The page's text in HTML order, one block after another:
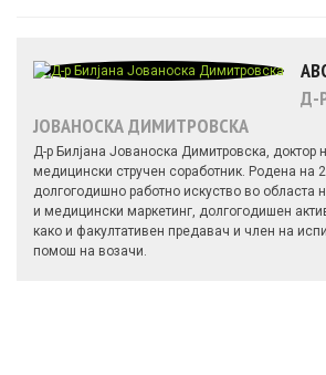
Д-
ЈОВАНОСКА ДИМИТРОВСКА
Д-р Билјана Јованоска Димитровска, доктор
медицински стручен соработник. Родена на
долгогодишно работно искуство во областа
и медицински маркетинг, долгогодишен
како и факултативен предавач и член на
помош на возачи.